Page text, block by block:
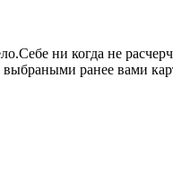
ни когда не
выбраными ранее вами